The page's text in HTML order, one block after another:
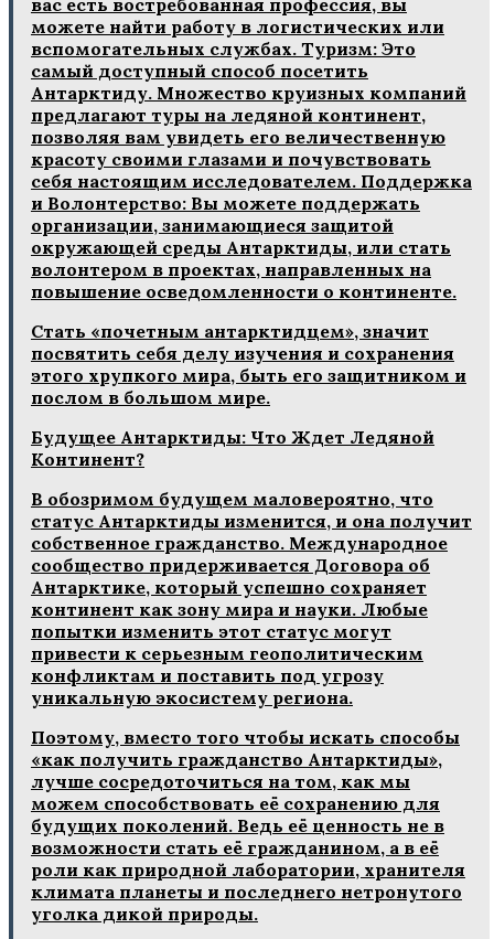
вас есть востребованная профессия, вы
можете найти работу в логистических или
вспомогательных службах. Туризм: Это
самый доступный способ посетить
Антарктиду. Множество круизных компаний
предлагают туры на ледяной континент,
позволяя вам увидеть его величественную
красоту своими глазами и почувствовать
себя настоящим исследователем. Поддержка
и Волонтерство: Вы можете поддержать
организации, занимающиеся защитой
окружающей среды Антарктиды, или стать
волонтером в проектах, направленных на
повышение осведомленности о континенте.
Стать «почетным антарктидцем», значит
посвятить себя делу изучения и сохранения
этого хрупкого мира, быть его защитником и
послом в большом мире.
Будущее Антарктиды: Что Ждет Ледяной
Континент?
В обозримом будущем маловероятно, что
статус Антарктиды изменится, и она получит
собственное гражданство. Международное
сообщество придерживается Договора об
Антарктике, который успешно сохраняет
континент как зону мира и науки. Любые
попытки изменить этот статус могут
привести к серьезным геополитическим
конфликтам и поставить под угрозу
уникальную экосистему региона.
Поэтому, вместо того чтобы искать способы
«как получить гражданство Антарктиды»,
лучше сосредоточиться на том, как мы
можем способствовать её сохранению для
будущих поколений. Ведь её ценность не в
возможности стать её гражданином, а в её
роли как природной лаборатории, хранителя
климата планеты и последнего нетронутого
уголка дикой природы.